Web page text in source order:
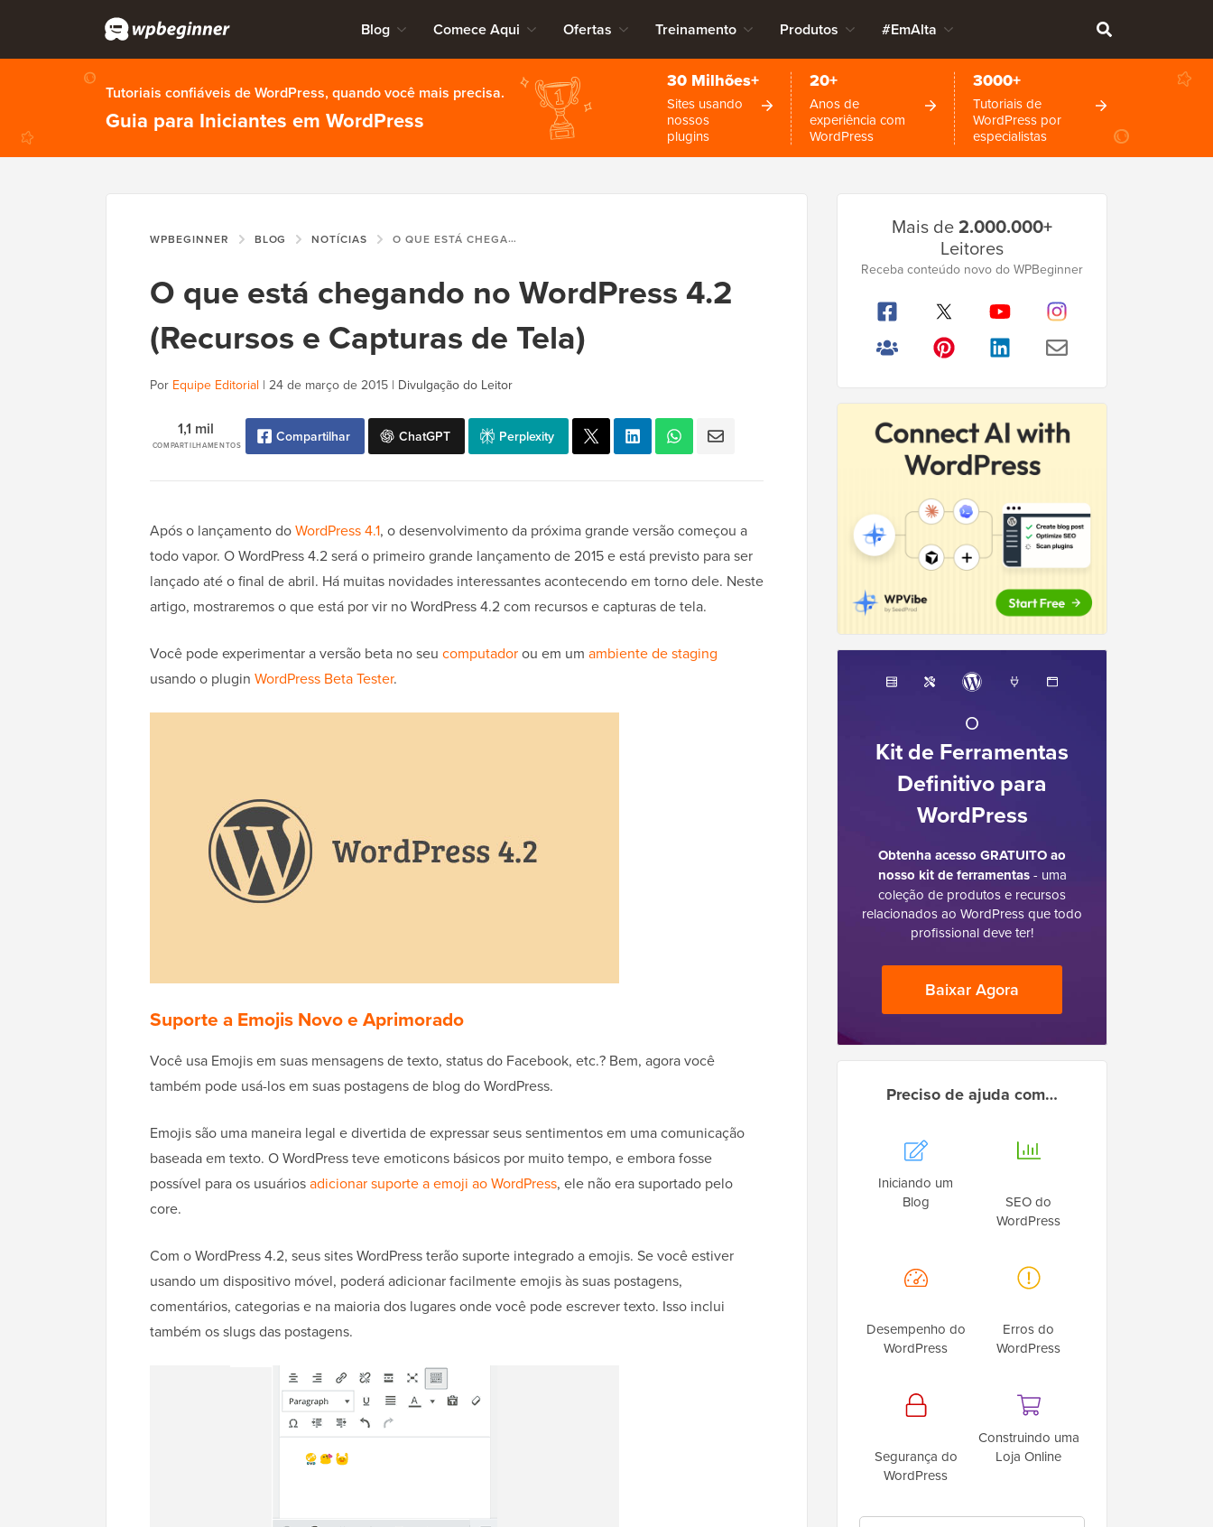
Blog Comece Aqui Ofertas Treinamento Produtos #EmAlta
Tutoriais confiáveis de WordPress, quando você mais precisa.
Guia para Iniciantes em WordPress
30 Milhões+
Sites usando
nossos
plugins
20+
Anos de
experiência com
WordPress
3000+
Tutoriais de
WordPress por
especialistas
WPBEGINNER BLOG NOTÍCIAS O QUE ESTÁ CHEGANDO NO WORDPRESS 4.2 (RECURSOS E CAPTURAS DE TELA)
O que está chegando no WordPress 4.2
(Recursos e Capturas de Tela)
Por Equipe Editorial | 24 de março de 2015 | Divulgação do Leitor
COMPARTILHAMENTOS
1,1 mil Compartilhar ChatGPT Perplexity
Após o lançamento doWordPress 4.1, o desenvolvimento da próxima grande versão começou a
todo vapor. O WordPress 4.2 será o primeiro grande lançamento de 2015 e está previsto para ser
lançado até o final de abril. Há muitas novidades interessantes acontecendo em torno dele. Neste
artigo, mostraremos o que está por vir no WordPress 4.2 com recursos e capturas de tela.
Você pode experimentar a versão beta no seu computadorou em um ambiente de staging
usando o plugin WordPress Beta Tester.
Suporte a Emojis Novo e Aprimorado
Você usa Emojis em suas mensagens de texto, status do Facebook, etc.? Bem, agora você
também pode usá-los em suas postagens de blog do WordPress.
Emojis são uma maneira legal e divertida de expressar seus sentimentos em uma comunicação
baseada em texto. O WordPress teve emoticons básicos por muito tempo, e embora fosse
possível para os usuáriosadicionar suporte a emoji ao WordPress, ele não era suportado pelo
core.
Com o WordPress 4.2, seus sites WordPress terão suporte integrado a emojis. Se você estiver
usando um dispositivo móvel, poderá adicionar facilmente emojis às suas postagens,
comentários, categorias e na maioria dos lugares onde você pode escrever texto. Isso inclui
também os slugs das postagens.
Lateral
Principal
Mais de2.000.000+
Leitores
Receba conteúdo novo do WPBeginner
O
Kit de Ferramentas
Definitivo para
WordPress
Obtenha acesso GRATUITO ao
nosso kit de ferramentas- uma
coleção de produtos e recursos
relacionados ao WordPress que todo
profissional deve ter!
Baixar Agora
Preciso de ajuda com…
Iniciando um
Blog
SEO do
WordPress
Desempenho do
WordPress
Erros do
WordPress
Segurança do
WordPress
Construindo uma
Loja Online